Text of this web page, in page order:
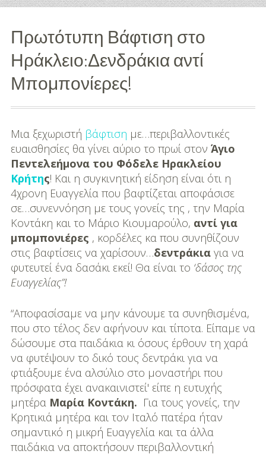
Εκπαίδευση
Βάπτιση
Διάσημες
Βαπτίσεις
Σπίτι
Παιδικό Δωμάτιο
Deco
DIY
Συνταγές
Συμβουλές
Διατροφής
Υγεία – Ψυχολογία
Πρωτότυπη Βάφτιση στο
Ηράκλειο:Δενδράκια αντί
Μπομπονίερες!
Μια ξεχωριστή βάφτιση με…περιβαλλοντικές
ευαισθησίες θα γίνει αύριο το πρωί στον Άγιο
Πεντελεήμονα του Φόδελε Ηρακλείου
Κρήτης! Και η συγκινητική είδηση είναι ότι η
4χρονη Ευαγγελία που βαφτίζεται αποφάσισε
σε…συνεννόηση με τους γονείς της , την Μαρία
Κοντάκη και το Μάριο Κιουμαρούλο, αντί για
μπομπονιέρες , κορδέλες κα που συνηθίζουν
στις βαφτίσεις να χαρίσουν…δεντράκιαγια να
φυτευτεί ένα δασάκι εκεί! Θα είναι το ‘δάσος της
Ευαγγελίας”!
“Αποφασίσαμε να μην κάνουμε τα συνηθισμένα,
που στο τέλος δεν αφήνουν και τίποτα. Είπαμε να
δώσουμε στα παιδάκια κι όσους έρθουν τη χαρά
να φυτέψουν το δικό τους δεντράκι για να
φτιάξουμε ένα αλσύλιο στο μοναστήρι που
πρόσφατα έχει ανακαινιστεί' είπε η ευτυχής
μητέραΜαρία Κοντάκη. Για τους γονείς, την
Κρητικιά μητέρα και τον Ιταλό πατέρα ήταν
σημαντικό η μικρή Ευαγγελία και τα άλλα
παιδάκια να αποκτήσουν περιβαλλοντική